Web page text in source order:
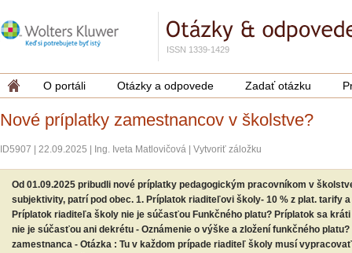
ISSN 1339-1429
O portáli Otázky a odpovede Zadať otázku
Nové príplatky zamestnancov v školstve?
ID5907 22.09.2025 Ing. Iveta Matlovičová Vytvoriť záložku
Od 01.09.2025 pribudli nové príplatky pedagogickým pracovníkom v
subjektivity, patrí pod obec. 1. Príplatok riaditeľovi školy- 10 % z plat. tarify
Príplatok riaditeľa školy nie je súčasťou Funkčného platu? Príplatok sa
nie je súčasťou ani dekrétu - Oznámenie o výške a zložení funkčného
zamestnanca - Otázka : Tu v každom prípade riaditeľ školy musí